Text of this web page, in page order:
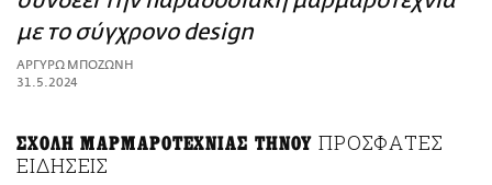
ΑΜΠΑ
PRINT
με το σύγχρονο design
ΑΡΓΥΡΩ ΜΠΟΖΩΝΗ
31.5.2024
ΣΧΟΛΗ ΜΑΡΜΑΡΟΤΕΧΝΙΑΣ ΤΗΝΟΥ ΠΡΟΣΦΑΤΕΣ
ΕΙΔΗΣΕΙΣ